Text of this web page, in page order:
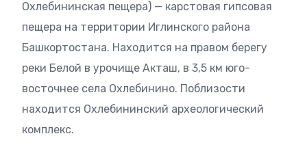
Охлебининская пещера) — карстовая гипсовая
пещера на территории Иглинского района
Башкортостана. Находится на правом берегу
реки Белой в урочище Акташ, в 3,5 км юго-
восточнее села Охлебинино. Поблизости
находится Охлебининский археологический
комплекс.